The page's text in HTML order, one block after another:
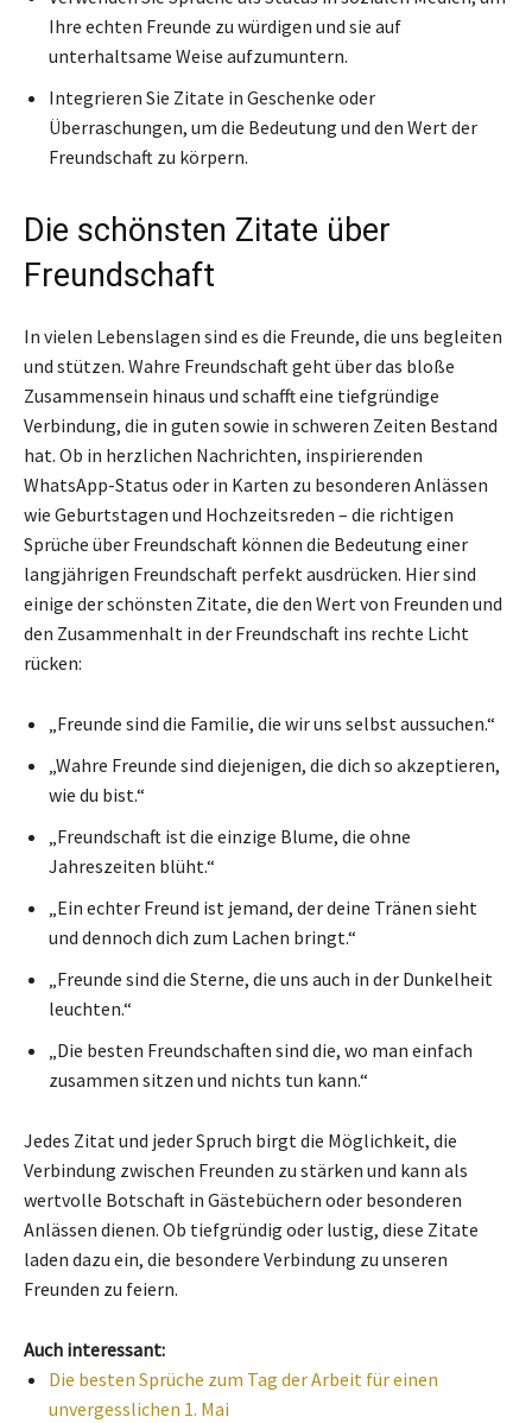
Ihre echten Freunde zu würdigen und sie auf
unterhaltsame Weise aufzumuntern.
Integrieren Sie Zitate in Geschenke oder
Überraschungen, um die Bedeutung und den Wert der
Freundschaft zu körpern.
Die schönsten Zitate über
Freundschaft
In vielen Lebenslagen sind es die Freunde, die uns begleiten
und stützen. Wahre Freundschaft geht über das bloße
Zusammensein hinaus und schafft eine tiefgründige
Verbindung, die in guten sowie in schweren Zeiten Bestand
hat. Ob in herzlichen Nachrichten, inspirierenden
WhatsApp-Status oder in Karten zu besonderen Anlässen
wie Geburtstagen und Hochzeitsreden – die richtigen
Sprüche über Freundschaft können die Bedeutung einer
langjährigen Freundschaft perfekt ausdrücken. Hier sind
einige der schönsten Zitate, die den Wert von Freunden und
den Zusammenhalt in der Freundschaft ins rechte Licht
rücken:
„Freunde sind die Familie, die wir uns selbst aussuchen.“
„Wahre Freunde sind diejenigen, die dich so akzeptieren,
wie du bist.“
„Freundschaft ist die einzige Blume, die ohne
Jahreszeiten blüht.“
„Ein echter Freund ist jemand, der deine Tränen sieht
und dennoch dich zum Lachen bringt.“
„Freunde sind die Sterne, die uns auch in der Dunkelheit
leuchten.“
„Die besten Freundschaften sind die, wo man einfach
zusammen sitzen und nichts tun kann.“
Jedes Zitat und jeder Spruch birgt die Möglichkeit, die
Verbindung zwischen Freunden zu stärken und kann als
wertvolle Botschaft in Gästebüchern oder besonderen
Anlässen dienen. Ob tiefgründig oder lustig, diese Zitate
laden dazu ein, die besondere Verbindung zu unseren
Freunden zu feiern.
Auch interessant:
Die besten Sprüche zum Tag der Arbeit für einen
unvergesslichen 1. Mai